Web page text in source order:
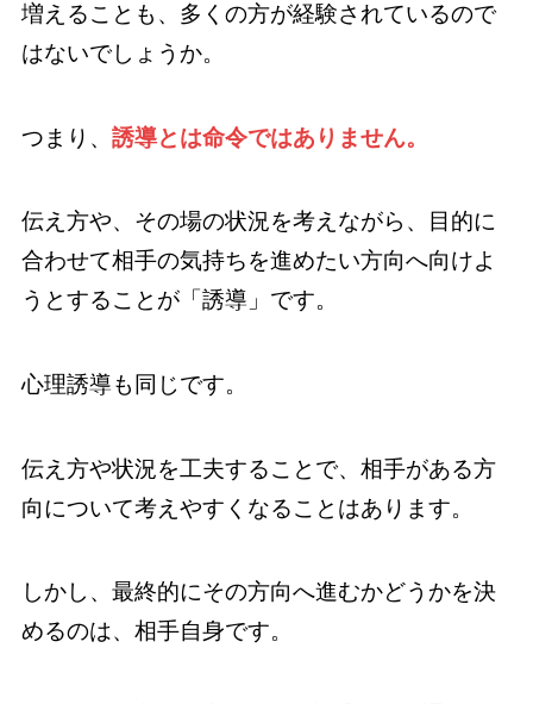
増えることも、多くの方が経験されているので
はないでしょうか。
つまり、 誘導とは命令ではありません。
伝え方や、その場の状況を考えながら、目的に
合わせて相手の気持ちを進めたい方向へ向けよ
うとすることが「誘導」です。
心理誘導も同じです。
伝え方や状況を工夫することで、相手がある方
向について考えやすくなることはあります。
しかし、最終的にその方向へ進むかどうかを決
めるのは、相手自身です。